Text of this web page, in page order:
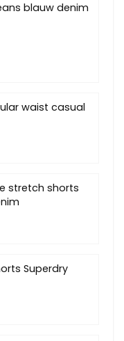
blauw denim
waist casual
stretch shorts
Superdry